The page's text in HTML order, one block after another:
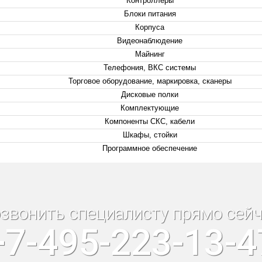
Блоки питания
Корпуса
Видеонаблюдение
Майнинг
Телефония, ВКС системы
Торговое оборудование, маркировка, сканеры
Дисковые полки
Комплектующие
Компоненты СКС, кабели
Шкафы, стойки
Программное обеспечение
специалисту прямо
495-223-13-